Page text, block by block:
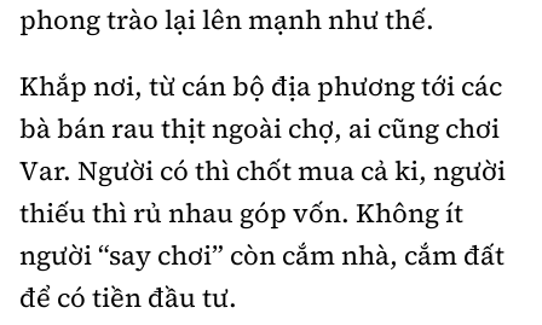
phong trào lại lên mạnh như thế.
Khắp nơi, từ cán bộ địa phương tới các
bà bán rau thịt ngoài chợ, ai cũng chơi
Var. Người có thì chốt mua cả ki, người
thiếu thì rủ nhau góp vốn. Không ít
người “say chơi” còn cắm nhà, cắm đất
để có tiền đầu tư.